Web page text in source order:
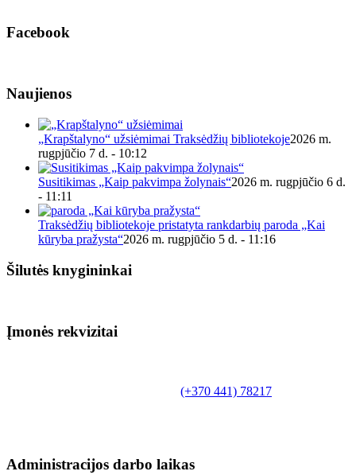
Facebook
Naujienos
„Krapštalyno“ užsiėmimai Traksėdžių bibliotekoje2026 m.
rugpjūčio 7 d. - 10:12
Susitikimas „Kaip pakvimpa žolynais“2026 m. rugpjūčio 6 d.
- 11:11
Traksėdžių bibliotekoje pristatyta rankdarbių paroda „Kai
kūryba pražysta“2026 m. rugpjūčio 5 d. - 11:16
Šilutės knygininkai
Įmonės rekvizitai
(+370 441) 78217
Administracijos darbo laikas